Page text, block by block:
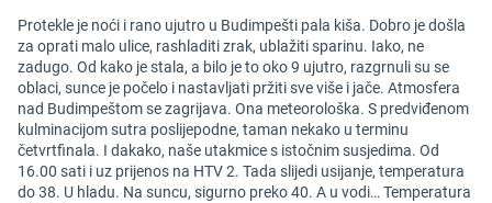
Protekle je noći i rano ujutro u Budimpešti pala kiša. Dobro je došla
za oprati malo ulice, rashladiti zrak, ublažiti sparinu. Iako, ne
zadugo. Od kako je stala, a bilo je to oko 9 ujutro, razgrnuli su se
oblaci, sunce je počelo i nastavljati pržiti sve više i jače. Atmosfera
nad Budimpeštom se zagrijava. Ona meteorološka. S predviđenom
kulminacijom sutra poslijepodne, taman nekako u terminu
četvrtfinala. I dakako, naše utakmice s istočnim susjedima. Od
16.00 sati i uz prijenos na HTV 2. Tada slijedi usijanje, temperatura
do 38. U hladu. Na suncu, sigurno preko 40. A u vodi… Temperatura